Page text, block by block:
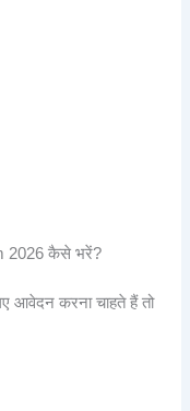
2026 कैसे भरें?
आवेदन करना चाहते हैं तो